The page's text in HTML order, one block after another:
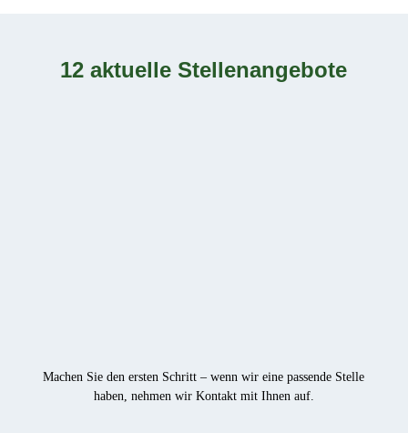
12 aktuelle Stellenangebote
Machen Sie den ersten Schritt – wenn wir eine passende Stelle
haben, nehmen wir Kontakt mit Ihnen auf.